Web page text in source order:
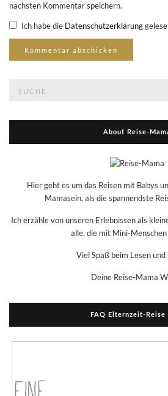
nächsten Kommentar speichern.
Ich habe die Datenschutzerklärung
About Reise-
Hier geht es um das Reisen mit Babys
Mamasein, als die spannendste
Ich erzähle von unseren Erlebnissen als
alle, die mit Mini-
Viel Spaß beim Lesen und
Deine Reise-Mama
FAQ Elternzeit-Reise